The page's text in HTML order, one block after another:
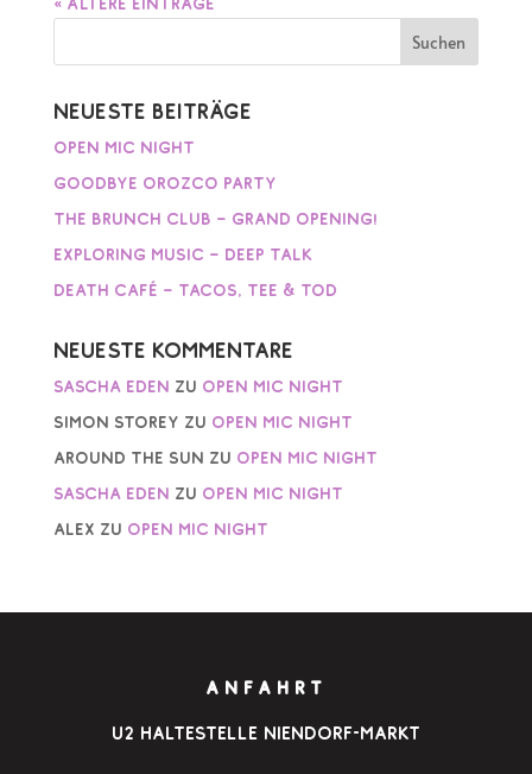
Neueste Beiträge
Open Mic Night
Goodbye Orozco Party
The Brunch Club – Grand Opening!
Exploring Music – Deep Talk
Death Café – Tacos, Tee & Tod
Neueste Kommentare
Sascha Eden zu Open Mic Night
Simon Storey zu Open Mic Night
AROUND THE SUN zu Open Mic Night
Sascha Eden zu Open Mic Night
Alex zu Open Mic Night
ANFAHRT
u2 Haltestelle Niendorf-Markt